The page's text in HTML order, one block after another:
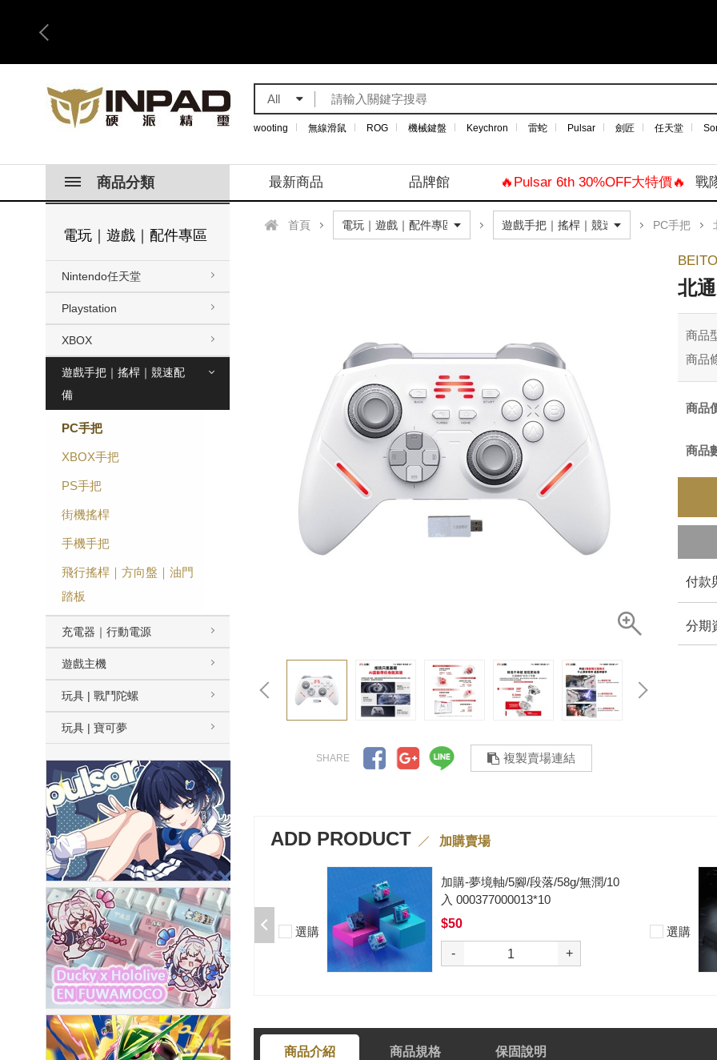
All
wooting 無線滑鼠 ROG 機械鍵盤 Keychron 雷蛇 Pulsar 劍匠 任天堂
商品分類 最新商品 品牌館 🔥Pulsar 6th 30%OFF大特價🔥 戰
電玩｜遊戲｜配件專區
Nintendo任天堂
Playstation
XBOX
遊戲手把｜搖桿｜競速配
備
PC手把
XBOX手把
PS手把
街機搖桿
手機手把
飛行搖桿｜方向盤｜油門
踏板
充電器｜行動電源
遊戲主機
玩具 | 戰鬥陀螺
玩具 | 寶可夢
首頁 PC手把
複製賣場連結
北
商品
商品
商品
商品
付款
分期
ADD PRODUCT 加購賣場
加購-夢境軸/5腳/段落/58g/無潤/10
入 000377000013*10
$50
- +
選購
加購-黑武士軸V2/5腳/段落/62g/無
潤/10入 000377000012*10
$50
- +
選購
商品介紹 商品規格 保固說明